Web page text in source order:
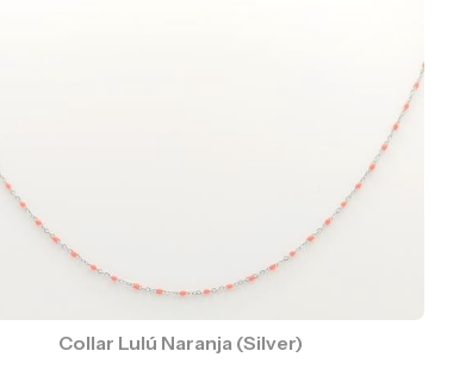
Collar Lulú Naranja (Silver)